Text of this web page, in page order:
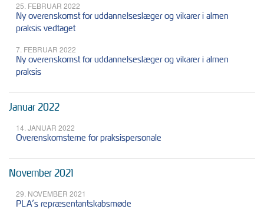
25. FEBRUAR 2022
Ny overenskomst for uddannelseslæger og vikarer i almen
praksis vedtaget
7. FEBRUAR 2022
Ny overenskomst for uddannelseslæger og vikarer i almen
praksis
Januar 2022
14. JANUAR 2022
Overenskomsterne for praksispersonale
November 2021
29. NOVEMBER 2021
PLA’s repræsentantskabsmøde